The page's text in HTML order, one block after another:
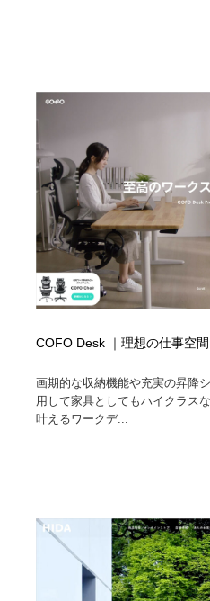
COFO Desk ｜理想の仕事空
画期的な収納機能や充実の昇降
用して家具としてもハイクラス
叶えるワークデ...